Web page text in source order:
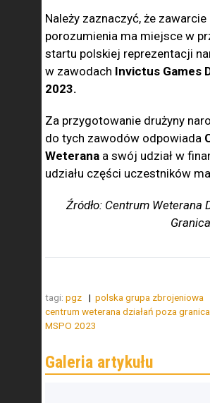
Należy zaznaczyć, że zawarcie
porozumienia ma miejsce w
startu polskiej reprezentacji
w zawodach Invictus Games
2023.
Za przygotowanie drużyny
do tych zawodów odpowiada
Weterana a swój udział w
udziału części uczestników ma
Źródło: Centrum Weterana
tagi: pgz
polska grupa zbrojeniowa
centrum weterana działań poza
MSPO 2023